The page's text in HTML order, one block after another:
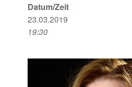
Datum/Zeit
23.03.2019
19:30